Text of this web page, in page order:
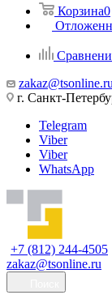
Корзина0
zakaz@tsonline.ru
г. Санкт-
Telegram
Viber
Viber
WhatsApp
+7 (812) 244-4505
zakaz@tsonline.ru